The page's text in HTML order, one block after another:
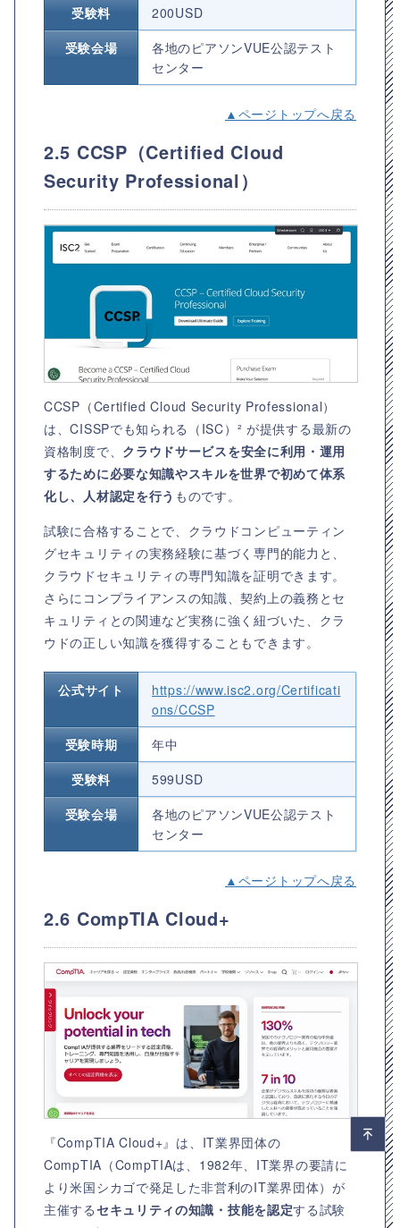
受験料
200USD
受験会場
各地のピアソンVUE公認テスト
センター
▲ページトップへ戻る
2.5 CCSP（Certified Cloud
Security Professional）
CCSP（Certified Cloud Security Professional）
は、CISSPでも知られる（ISC）² が提供する最新の
資格制度で、 クラウドサービスを安全に利用・運用
するために必要な知識やスキルを世界で初めて体系
化し、人材認定を行う ものです。
試験に合格することで、クラウドコンピューティン
グセキュリティの実務経験に基づく専門的能力と、
クラウドセキュリティの専門知識を証明できます。
さらにコンプライアンスの知識、契約上の義務とセ
キュリティとの関連など実務に強く紐づいた、クラ
ウドの正しい知識を獲得することもできます。
公式サイト
https://www.isc2.org/Certificati
ons/CCSP
受験時期
年中
受験料
599USD
受験会場
各地のピアソンVUE公認テスト
センター
▲ページトップへ戻る
2.6 CompTIA Cloud+
『CompTIA Cloud+』は、IT業界団体の
CompTIA（CompTIAは、1982年、IT業界の要請に
より米国シカゴで発足した非営利のIT業界団体）が
主催するセキュリティの知識・技能を認定する試験